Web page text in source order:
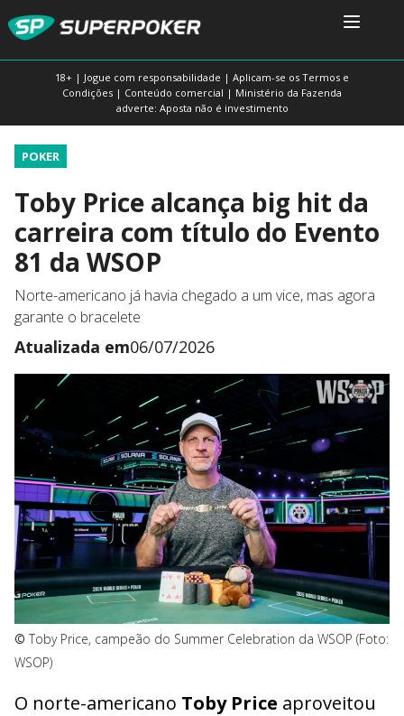
18+ | Jogue com responsabilidade | Aplicam-se os Termos e
Condições | Conteúdo comercial | Ministério da Fazenda
adverte: Aposta não é investimento
POKER
Toby Price alcança big hit da
carreira com título do Evento
81 da WSOP
Norte-americano já havia chegado a um vice, mas agora
garante o bracelete
Atualizada em06/07/2026
© Toby Price, campeão do Summer Celebration da WSOP (Foto:
WSOP)
O norte-americano Toby Price aproveitou